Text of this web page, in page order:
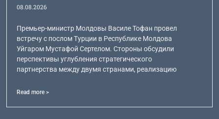
08.08.2026
Премьер-министр Молдовы Василе Тофан провел
встречу с послом Турции в Республике Молдова
Уйгаром Мустафой Сертелом. Стороны обсудили
перспективы углубления стратегического
партнерства между двумя странами, реализацию
Read more >